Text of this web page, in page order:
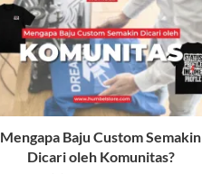
Mengapa Baju Custom Semakin
Dicari oleh Komunitas?